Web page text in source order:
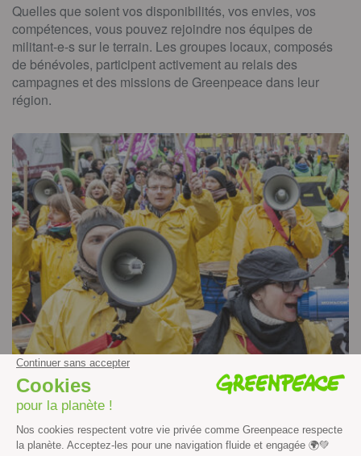
Quelles que soient vos disponibilités, vos envies, vos
compétences, vous pouvez rejoindre nos équipes de
militant-e-s sur le terrain. Les groupes locaux, composés
de bénévoles, participent activement au relais des
campagnes et des missions de Greenpeace dans leur
région.
EN SAVOIR PLUS